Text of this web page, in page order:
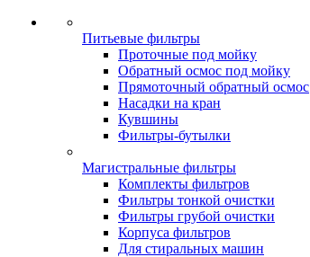
Питьевые фильтры
Проточные под мойку
Обратный осмос под мойку
Прямоточный обратный осмос
Насадки на кран
Кувшины
Фильтры-бутылки
Магистральные фильтры
Комплекты фильтров
Фильтры тонкой очистки
Фильтры грубой очистки
Корпуса фильтров
Для стиральных машин